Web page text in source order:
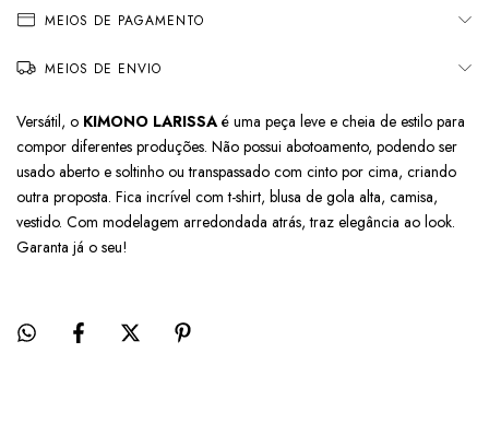
MEIOS DE PAGAMENTO
MEIOS DE ENVIO
Versátil, o KIMONO LARISSAé uma peça leve e cheia de estilo para
compor diferentes produções. Não possui abotoamento, podendo ser
usado aberto e soltinho ou transpassado com cinto por cima, criando
outra proposta. Fica incrível com t-shirt, blusa de gola alta, camisa,
vestido. Com modelagem arredondada atrás, traz elegância ao look.
Garanta já o seu!